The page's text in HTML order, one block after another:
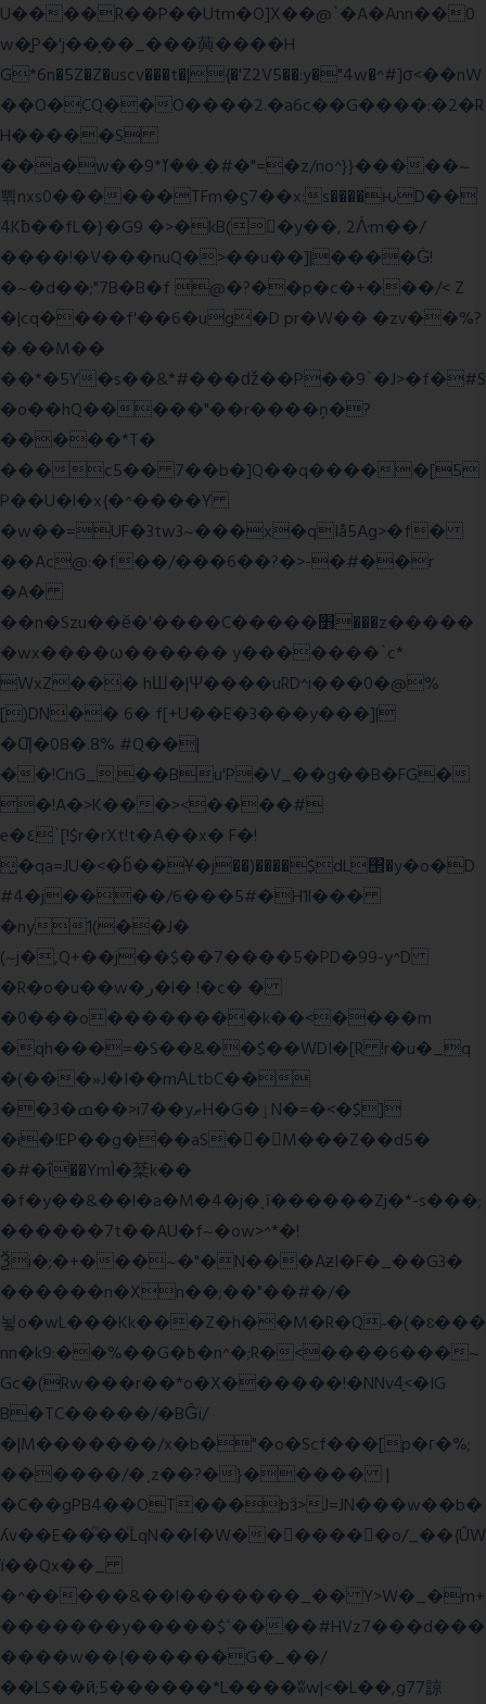
U����R��P��Utm�O]X��@`�A�Ann��0
w�͍P�'j��֛��_���䕟����H
G*6n�5Z�Z�uscv���t�|{�'Z2V5��:y�"4w�^#]σ<��nW
��O�CQ��O����2.�a6c��G����:�2�R
H�����S
��a�w��9*܂��ߌ�#�"=�z/no^}}�����~
쀢nxs0������TFm�ϛ7��x:s����ԋD��
4Kƀ��fL�}�G9 �>�kB(�ِy��, 2ᐿm��/
����!�V���nuQ�>��u��]|����Ġ!
�~�d��;"7B�B�f @�?��p�c�+���/< Z
�|cq����f'��6�ug�D pr�W�� �zv��%?
�.��M��
��*�5Y�s��&*#���ǆ��P��9`�J>�f�#S
�o��hQ�����"��r����ņ�?
�����*T�
���c5�� 7��b�]Q��q�����[5
P��U�l�x{�^����Y
�w��=UF�3tw3~���x�qIå5Ag>�f�
��Ac@:�f��/���6��?�>-�#��r
�A�
��n�Szu��ӗ�'����C�����׻���z�����
�wx����ω������ y�������`c*
WxZ��� hШ�|Ψ����uRD^i���0�@%
[)DN�� 6� f[+U��E�3���y���]|
�Ƣ�08�.8% #Q��|
��!CnG_.��Bu'P�V_��g��B�FG�
�!A�>K���><����#
e�٤`[!$r�rXt!t�A��x� F�!
̮�qa=JU�<�b̃��Ұ�j��)����$dL΢�y�o�D
#4�j����/6���5#�H1l���
�ny1(��J�
(~j�,Q+��j��$��7����5�PD�99-y^D
�R�o�u��w�ر�l� !�c� �
�0���o��������k��<����m
�qh���=�S��&��$��WDI�[R !r�u�_q
�(���»J�I��mΑLtbC��
��3�ߘ��>i7��yޠH�G�ٳN�=�<�$]
�i�!EP��g���aS��M���Z��d5�
�#�ΐ��YmÌ�棻k��
�f�y��&��l�a�M�4�j�ˎī������Zj�*-s���;
������7t� �AU�f~�ow>^*�!
Ѯi�;�+���~�"�N���AƶI�F�_��G3�
������n�Xn��;��"��#�/�
뇧o�wL���Kk���Z�h��M�R�Q˶�(�ɛ���
nn�k9:��%��G�߿�n^�;R�<����6���~
Gc�(Rw���r��*o�X������!�NNv4̙<�IG
B�TC�����/�BĜï/
�|M�������/x�b�"�o�Scf���[p�г�%;
������/�˱z��?�}����� |
�C��gPB4��OT���bӟ>J=JN���w��b�
ʎv��E��ͫ��ͫLqN��ſ�W���ً����o/_��{ÛW
ї��Qx��_
�^�����&��l�������_�� Y>W�_�m+
�������y�����$ߵ����#HVz7���d���
����w��{������G�_��/
��LS��ӣ;5������*L����ʬw|<�L��,g77諒